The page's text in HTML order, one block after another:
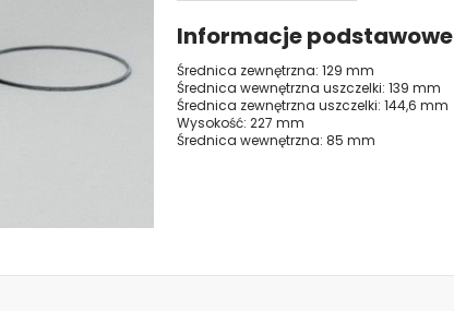
Informacje podstawowe
Średnica zewnętrzna: 129 mm
Średnica wewnętrzna uszczelki: 139 mm
Średnica zewnętrzna uszczelki: 144,6 mm
Wysokość: 227 mm
Średnica wewnętrzna: 85 mm